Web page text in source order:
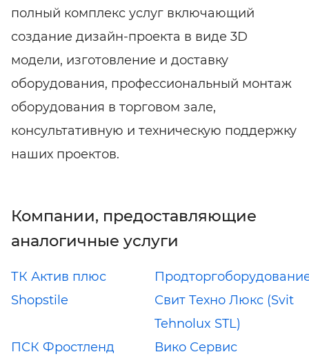
полный комплекс услуг включающий
создание дизайн-проекта в виде 3D
модели, изготовление и доставку
оборудования, профессиональный монтаж
оборудования в торговом зале,
консультативную и техническую поддержку
наших проектов.
Компании, предоставляющие
аналогичные услуги
ТК Актив плюс
Shopstile
Свит Техно Люкс (Svit
Tehnolux STL)
ПСК Фростленд
Вико Сервис